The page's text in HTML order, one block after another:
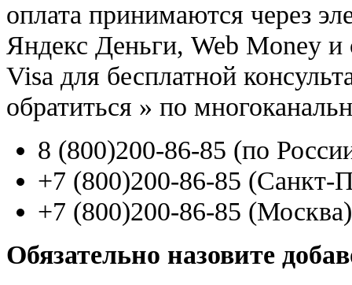
оплата принимаются через
Яндекс Деньги, Web Money и
Visa для бесплатной
обратиться » по
8 (800)200-86-85 (по
+7 (800)200-86-85 (Санкт-
+7 (800)200-86-85 (Москва)
Обязательно назовите